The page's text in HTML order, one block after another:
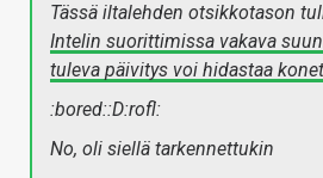
Tässä iltalehden otsikkotason
Intelin suorittimissa vakava
tuleva päivitys voi hidastaa
:bored::D:rofl:
No, oli siellä tarkennettukin